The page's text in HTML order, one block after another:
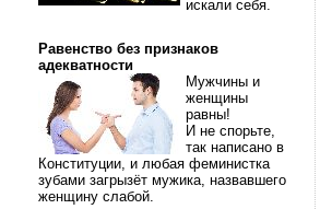
искали себя.
Равенство без признаков
адекватности
Мужчины и
женщины
равны!
И не спорьте,
так написано в
Конституции, и любая феминистка
зубами загрызёт мужика, назвавшего
женщину слабой.